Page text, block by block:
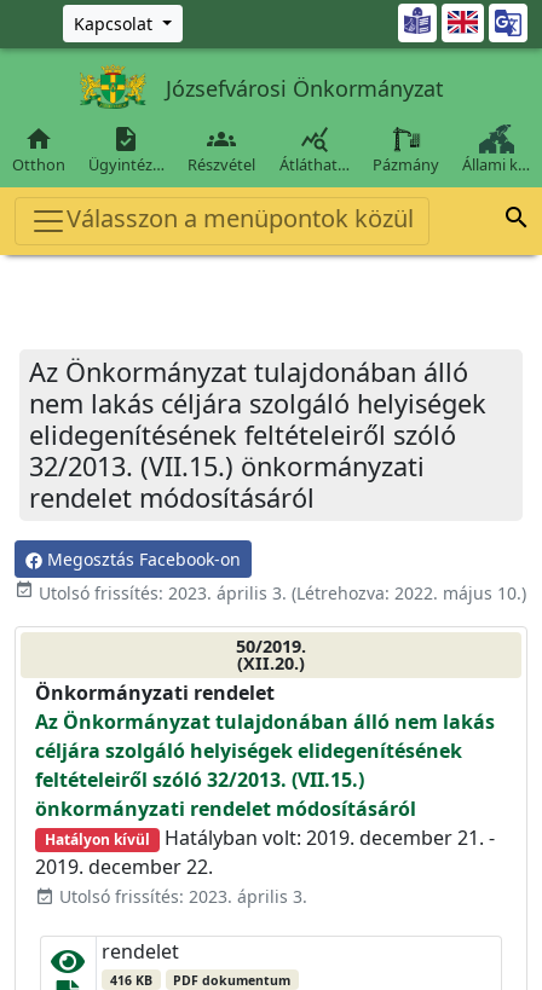
Ugrás a fő tartalomra
Kapcsolat 
Józsefvárosi Önkormányzat

Otthon

Ügyintéz…

Részvétel

Átláthat… Pázmány Állami k…
Válasszon a menüpontok közül 
Az Önkormányzat tulajdonában álló
nem lakás céljára szolgáló helyiségek
elidegenítésének feltételeiről szóló
32/2013. (VII.15.) önkormányzati
rendelet módosításáról
Megosztás Facebook-on
event_available Utolsó frissítés: 2023. április 3. (Létrehozva: 2022. május 10.)
50/2019.
(XII.20.)
Önkormányzati rendelet
Az Önkormányzat tulajdonában álló nem lakás
céljára szolgáló helyiségek elidegenítésének
feltételeiről szóló 32/2013. (VII.15.)
önkormányzati rendelet módosításáról
Hatályon kívül Hatályban volt: 2019. december 21. -
2019. december 22.
event_available Utolsó frissítés: 2023. április 3.
rendelet
416 KB PDF dokumentum